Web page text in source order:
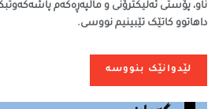
ناو، پۆستی ئەلیکترۆنی و ماڵپەڕەکەم
داهاتوو کاتێک تێبینیم نووسی.